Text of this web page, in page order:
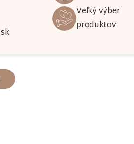
Veľký výber
produktov